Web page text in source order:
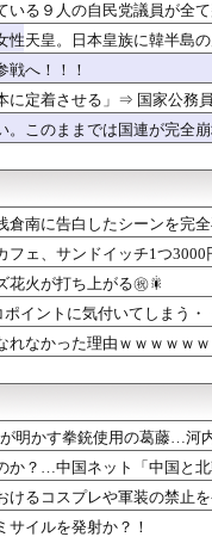
号先制ソロホームラン！！
ｗｗｗｗｗｗｗｗｗｗｗｗ
シアを韓国が助けていたこ
骨や沈没したドイツ軍の戦
のために車をどかして欲し
”外交団エリア外にあえて
リガリに痩せて倒れてた。
イン」
パ2位無傷の9勝目 2...
ないだろうか」 中国人「作
なビジュアルが話題にな...
て雑草に変えたり燃やした
かつてAIのせいで失業し...
な(´・ω:;.:...
けた。近所の人も兄嫁も「
！
いう事実
領域にｗｗｗｗｗｗ
・ランス会長が残留を示唆
べるまで凝視された…
いる９人の自民党議員が全
性天皇。日本皇族に韓半島
戦へ！！！
に定着させる」⇒ 国家公務
このままでは国連が完全崩
倉南に告白したシーンを完
フェ、サンドイッチ1つ
花火が打ち上がる㊗🎇
イントに気付いてしまう・
れなかった理由ｗｗｗｗｗｗ
明かす拳銃使用の葛藤…河
か？…中国ネット「中国と
けるコスプレや軍装の禁止を
サイルを発射か？！